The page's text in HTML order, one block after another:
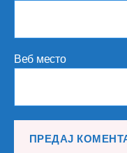
Веб место